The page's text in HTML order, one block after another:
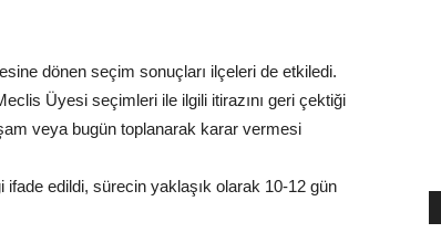
dönen seçim sonuçları ilçeleri de etkiledi.
Üyesi seçimleri ile ilgili itirazını geri çektiği
veya bugün toplanarak karar vermesi
ifade edildi, sürecin yaklaşık olarak 10-12 gün